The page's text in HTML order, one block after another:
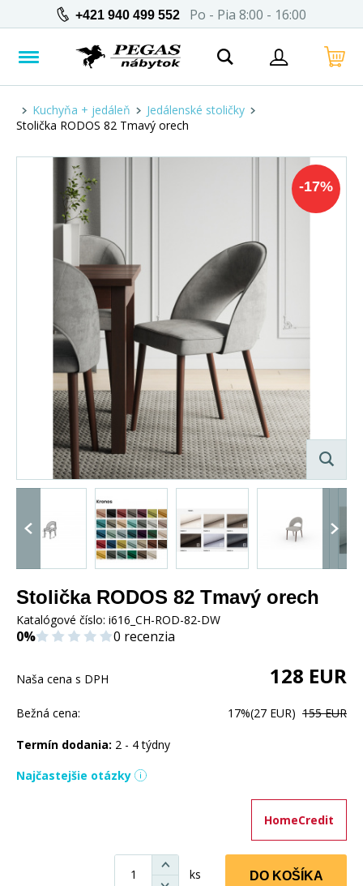
+421 940 499 552 Po - Pia 8:00 - 16:00
Kuchyňa + jedáleň
Jedálenské stoličky
Stolička RODOS 82 Tmavý orech
-17%
Stolička RODOS 82 Tmavý orech
Katalógové číslo: i616_CH-ROD-82-DW
0% 0 recenzia
Naša cena s DPH 128 EUR
Bežná cena: 17%(27 EUR) 155 EUR
Termín dodania: 2 - 4 týdny
Najčastejšie otázky
HomeCredit
ks DO KOŠÍKA